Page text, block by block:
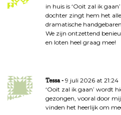
in huis is ‘Ooit zal ik
dochter zingt hem het
dramatische
We zijn ontzettend
en loten heel graag mee!
Tessa
9 juli 2026 at 21:24
‘Ooit zal ik gaan’ wordt
gezongen, vooral door
vinden het heerlijk om